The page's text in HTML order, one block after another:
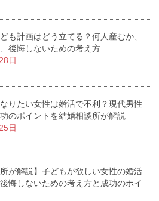
も計画はどう立てる？何人産むか、
後悔しないための考え方
日
りたい女性は婚活で不利？現代男性
のポイントを結婚相談所が解説
日
所が解説】子どもが欲しい女性の婚活
悔しないための考え方と成功のポイ